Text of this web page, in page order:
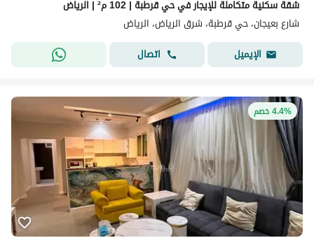
شقة سكنية متكاملة للإيجار في حي قرطبة | 102 م² | الرياض
شارع بعيجان، حي قرطبة، شرق الرياض، الرياض
الإيميل
اتصال
4.4% خصم